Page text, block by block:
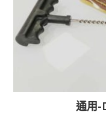
通用-